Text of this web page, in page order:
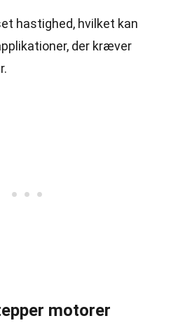
hastighed, hvilket kan
der kræver
motorer